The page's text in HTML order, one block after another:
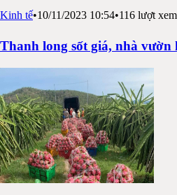
Kinh tế•10/11/2023 10:54•116 lượt xem
Thanh long sốt giá, nhà vườn